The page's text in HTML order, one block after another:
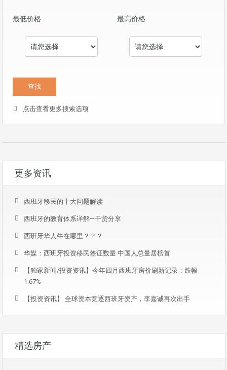
最低价格 最高价格
点击查看更多搜索选项
更多资讯
西班牙移民的十大问题解读
西班牙的教育体系详解—干货分享
西班牙华人牛在哪里？？？
华媒：西班牙投资移民签证数量 中国人总量居榜首
【独家新闻/投资资讯】今年四月西班牙房价刷新记录：跌幅
1.67%
【投资资讯】 全球资本竞逐西班牙资产，李嘉诚再次出手
精选房产